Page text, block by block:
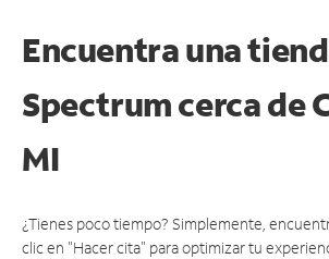
Encuentra una
Spectrumcerca de
MI
¿Tienes poco tiempo? Simplemente,
clic en "Hacer cita" para optimizar tu